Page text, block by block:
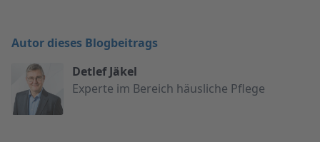
Autor dieses Blogbeitrags
Detlef Jäkel
Experte im Bereich häusliche Pflege